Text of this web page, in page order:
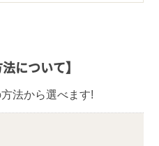
る場合があります。
報酬点数は、教材制作時
容は点数計算の仕組みな
について】
法から選べます!